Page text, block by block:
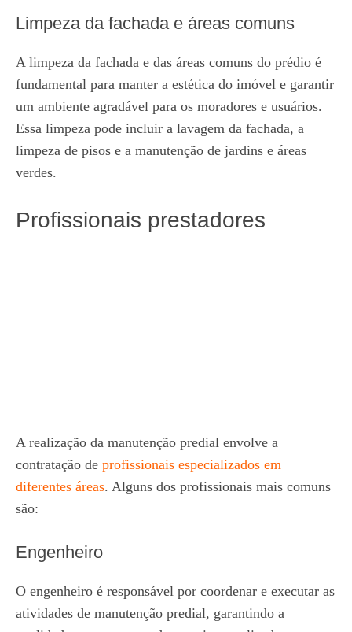
Limpeza da fachada e áreas comuns
A limpeza da fachada e das áreas comuns do prédio é
fundamental para manter a estética do imóvel e garantir
um ambiente agradável para os moradores e usuários.
Essa limpeza pode incluir a lavagem da fachada, a
limpeza de pisos e a manutenção de jardins e áreas
verdes.
Profissionais prestadores
A realização da manutenção predial envolve a
contratação de profissionais especializados em
diferentes áreas. Alguns dos profissionais mais comuns
são:
Engenheiro
O engenheiro é responsável por coordenar e executar as
atividades de manutenção predial, garantindo a